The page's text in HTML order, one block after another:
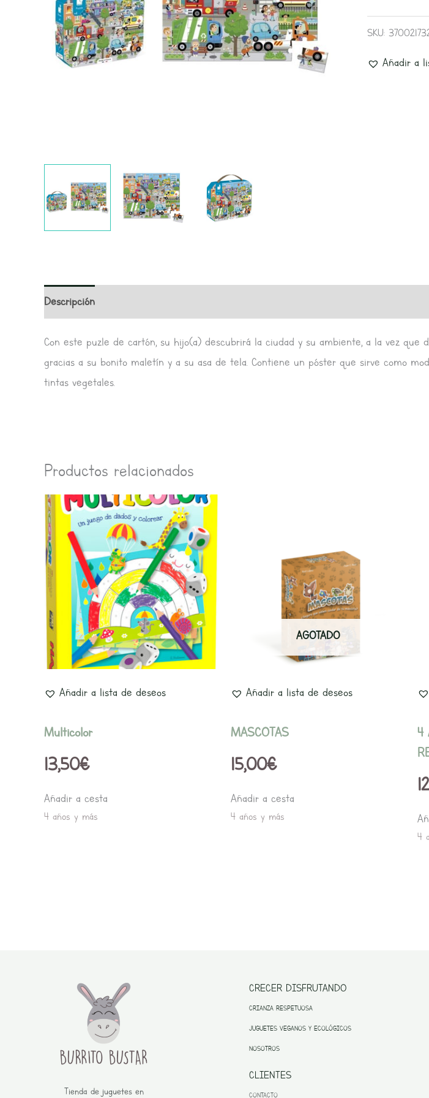
SKU:
Añadir a
Descripción
Con este puzle de cartón, su hijo(a) descubrirá la ciudad y su ambiente, a la vez
gracias a su bonito maletín y a su asa de tela. Contiene un póster que sirve como
tintas vegetales.
Productos relacionados
Añadir a lista de deseos
Multicolor
13,50€
Añadir a cesta
4 años y más
AGOTADO
Añadir a lista de deseos
MASCOTAS
15,00€
Añadir a cesta
4 años y más
4
4
Tienda de juguetes en
CRECER DISFRUTANDO
CRIANZA RESPETUOSA
JUGUETES VEGANOS Y ECOLÓGICOS
NOSOTROS
CLIENTES
CONTACTO